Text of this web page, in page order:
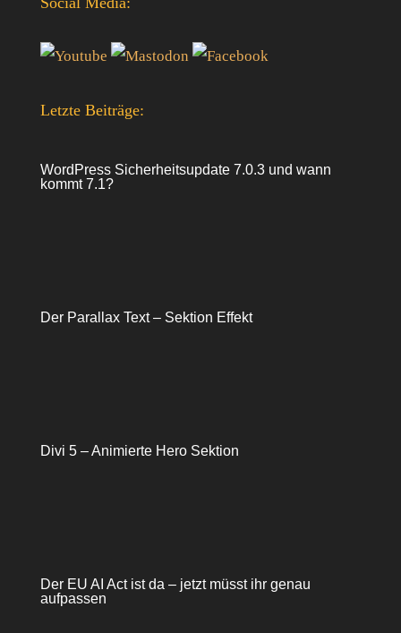
Letzte Beiträge:
WordPress Sicherheitsupdate 7.0.3 und wann
kommt 7.1?
Der Parallax Text – Sektion Effekt
Divi 5 – Animierte Hero Sektion
Der EU AI Act ist da – jetzt müsst ihr genau
aufpassen